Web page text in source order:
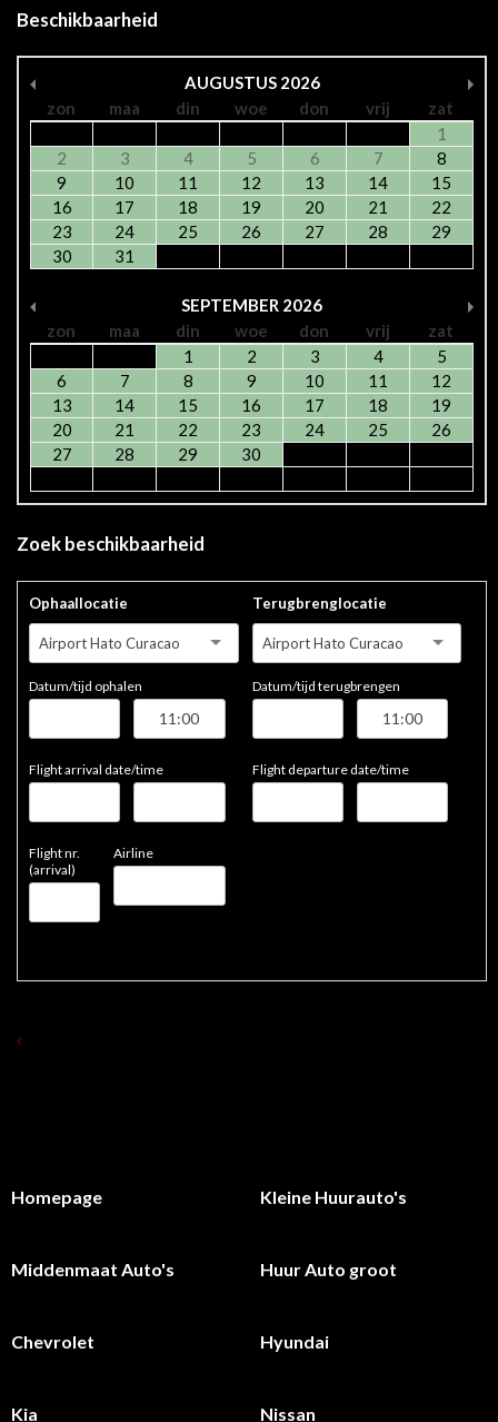
Beschikbaarheid
AUGUSTUS 2026
zon
maa din woe don vrij
zat
1
2
3 4 5 6 7
8
9
10 11 12 13 14
15
16
17 18 19 20 21
22
23
24 25 26 27 28
29
30
31
SEPTEMBER 2026
zon
maa din woe don vrij
zat
1
2 3 4
5
6
7 8 9 10 11
12
13
14 15 16 17 18
19
20
21 22 23 24 25
26
27
28 29 30
Zoek beschikbaarheid
Ophaallocatie
Airport Hato Curacao
Datum/tijd ophalen
Flight arrival date/time
Flight nr.
(arrival)
Airline
Terugbrenglocatie
Airport Hato Curacao
Datum/tijd terugbrengen
Flight departure date/time
Homepage Kleine Huurauto's
Middenmaat Auto's Huur Auto groot
Chevrolet Hyundai
Kia Nissan